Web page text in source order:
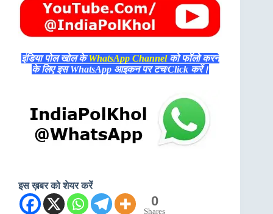
इंडिया पोल खोल केWhatsApp Channelको फॉलो करने
के लिए इस WhatsApp आइकन पर टच/Click करें।
इस ख़बर को शेयर करें
0
Shares